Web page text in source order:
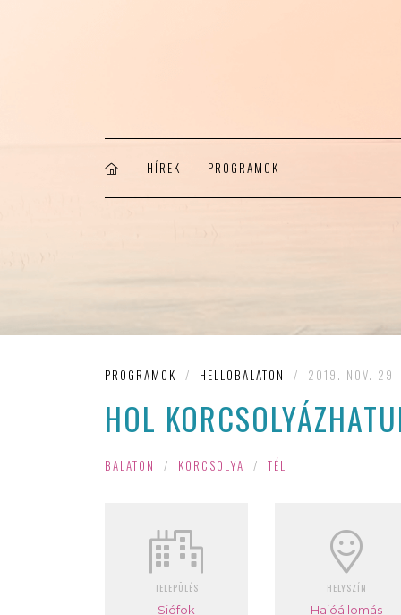
HÍREK PROGRAMOK
PROGRAMOK / HELLOBALATON / 2019. NOV.
HOL
BALATON / KORCSOLYA / TÉL
TELEPÜLÉS
Siófok
HELYSZÍN
Hajóállomás